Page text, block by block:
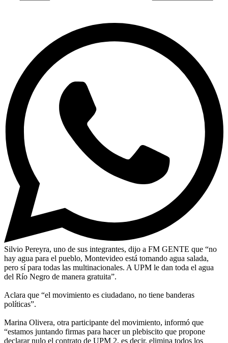
Silvio Pereyra, uno de sus integrantes, dijo a FM GENTE que “no
hay agua para el pueblo, Montevideo está tomando agua salada,
pero sí para todas las multinacionales. A UPM le dan toda el agua
del Río Negro de manera gratuita”.
Aclara que “el movimiento es ciudadano, no tiene banderas
políticas”.
Marina Olivera, otra participante del movimiento, informó que
“estamos juntando firmas para hacer un plebiscito que propone
declarar nulo el contrato de UPM 2, es decir, elimina todos los